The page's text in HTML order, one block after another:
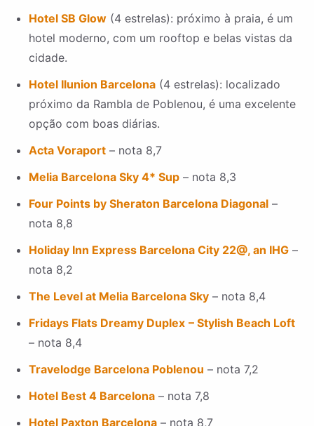
Hotel SB Glow (4 estrelas): próximo à praia, é um
hotel moderno, com um rooftop e belas vistas da
cidade.
Hotel Ilunion Barcelona (4 estrelas): localizado
próximo da Rambla de Poblenou, é uma excelente
opção com boas diárias.
Acta Voraport – nota 8,7
Melia Barcelona Sky 4* Sup – nota 8,3
Four Points by Sheraton Barcelona Diagonal –
nota 8,8
Holiday Inn Express Barcelona City 22@, an IHG –
nota 8,2
The Level at Melia Barcelona Sky – nota 8,4
Fridays Flats Dreamy Duplex – Stylish Beach Loft
– nota 8,4
Travelodge Barcelona Poblenou – nota 7,2
Hotel Best 4 Barcelona – nota 7,8
Hotel Paxton Barcelona – nota 8,7